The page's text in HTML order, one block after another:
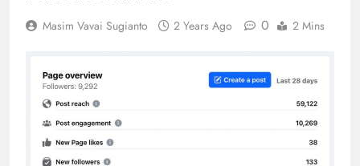
Masim Vavai Sugianto 2 Years Ago 0 2 Mins